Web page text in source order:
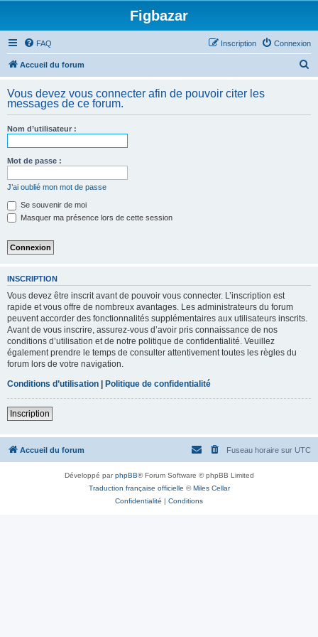
Figbazar
FAQ Connexion
Inscription
Accueil du forum
h
Vous devez vous connecter afin de pouvoir citer les
messages de ce forum.
Nom d’utilisateur :
Mot de passe :
J’ai oublié mon mot de passe
Se souvenir de moi
Masquer ma présence lors de cette session
INSCRIPTION
Vous devez être inscrit avant de pouvoir vous connecter. L’inscription est
rapide et vous offre de nombreux avantages. Les administrateurs du forum
peuvent accorder des fonctionnalités supplémentaires aux utilisateurs inscrits.
Avant de vous inscrire, assurez-vous d’avoir pris connaissance de nos
conditions d’utilisation et de notre politique de confidentialité. Veuillez
également prendre le temps de consulter attentivement toutes les règles du
forum lors de votre navigation.
Conditions d’utilisation | Politique de confidentialité
Inscription
Accueil du forum Fuseau horaire sur UTC
Développé parphpBB® Forum Software © phpBB Limited
Traduction française officielle ©Miles Cellar
Confidentialité | Conditions